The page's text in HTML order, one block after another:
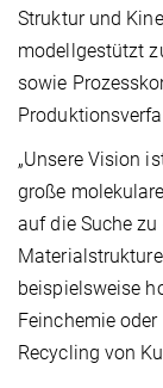
Struktur und
modellgestützt
sowie
„Unsere Vision
große
auf die Suche
beispielsweise
Feinchemie
Recycling von